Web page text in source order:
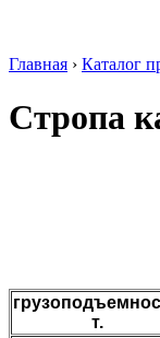
Главная › Каталог
Стропа
т.